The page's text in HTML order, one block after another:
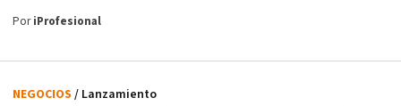
PoriProfesional
NEGOCIOS / Lanzamiento